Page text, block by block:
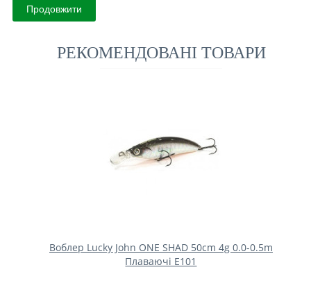
Продовжити
РЕКОМЕНДОВАНІ ТОВАРИ
Воблер Lucky John ONE SHAD 50cm 4g 0.0-0.5m
Плаваючі E101